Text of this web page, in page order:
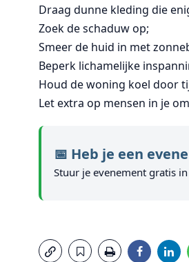
Draag dunne kleding die
Zoek de schaduw op;
Smeer de huid in met
Beperk lichamelijke
Houd de woning koel door
Let extra op mensen in je
📅 Heb je een
Stuur je evenement gratis